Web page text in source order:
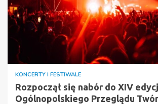
KONCERTY I FESTIWALE
Rozpoczął się nabór do XIV
Ogólnopolskiego Przeglądu